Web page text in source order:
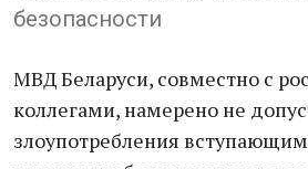
безопасности
МВД Беларуси, совместно с
коллегами, намерено не
злоупотребления